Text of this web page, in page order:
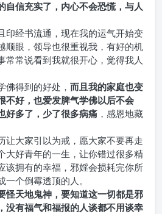
自信充实了，内心不会恐慌，与人
印经书流通，现在我的运气开始变
顺眼，领导也很重视我，有好的机
常常说看到我就很开心，觉得我人
佛得到的好处， 而且我的家庭也变
不好，也爱发脾气学佛以后不会
好多了，少了很多病痛 ，感恩地藏
让大家引以为戒，愿大家不要再走
大好青年的一生，让你错过很多精
该拥有的幸福，邪婬会损耗完你所
个倒霉透顶的人。
怪天地鬼神，要知道这一切都是邪
没有福气和福报的人谈都不用谈幸